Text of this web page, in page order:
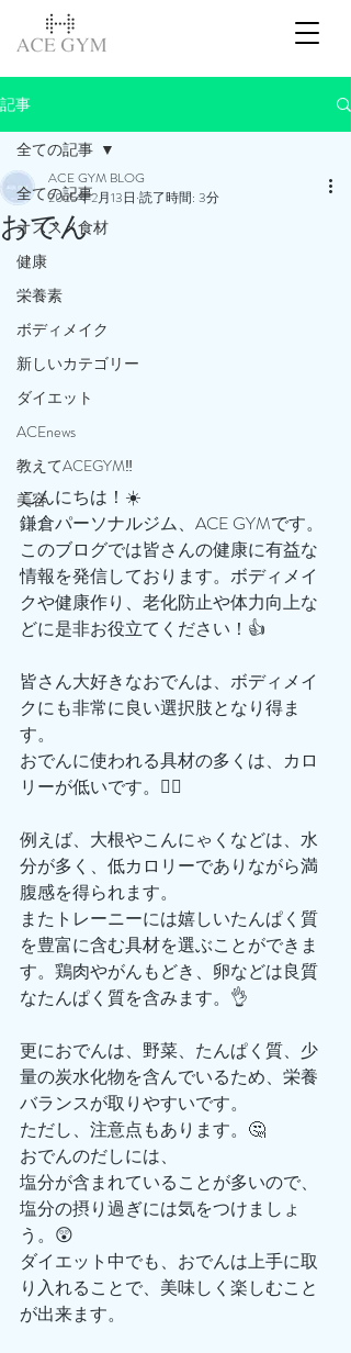
記事
全ての記事
オススメ食材
健康
栄養素
ボディメイク
新しいカテゴリー
ダイエット
ACEnews
教えてACEGYM‼️
美容
全ての記事
おでん
ACE GYM BLOG
2025年2月13日 読了時間: 3分
こんにちは！☀️
鎌倉パーソナルジム、ACE GYMです。
このブログでは皆さんの健康に有益な
情報を発信しております。ボディメイ
クや健康作り、老化防止や体力向上な
どに是非お役立てください！👍
皆さん大好きなおでんは、ボディメイ
クにも非常に良い選択肢となり得ま
す。
おでんに使われる具材の多くは、カロ
リーが低いです。🙆‍♂️
例えば、大根やこんにゃくなどは、水
分が多く、低カロリーでありながら満
腹感を得られます。
またトレーニーには嬉しいたんぱく質
を豊富に含む具材を選ぶことができま
す。鶏肉やがんもどき、卵などは良質
なたんぱく質を含みます。👌
更におでんは、野菜、たんぱく質、少
量の炭水化物を含んでいるため、栄養
バランスが取りやすいです。
ただし、注意点もあります。🤔
おでんのだしには、
塩分が含まれていることが多いので、
塩分の摂り過ぎには気をつけましょ
う。😲
ダイエット中でも、おでんは上手に取
り入れることで、美味しく楽しむこと
が出来ます。